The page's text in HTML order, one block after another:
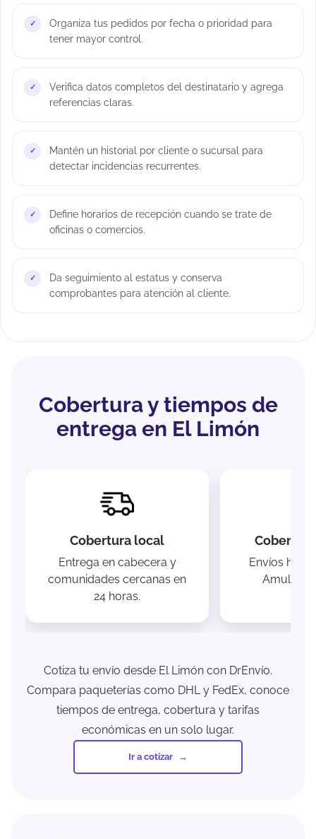
Organiza tus pedidos por fecha o prioridad para
tener mayor control.
Verifica datos completos del destinatario y agrega
referencias claras.
Mantén un historial por cliente o sucursal para
detectar incidencias recurrentes.
Define horarios de recepción cuando se trate de
oficinas o comercios.
Da seguimiento al estatus y conserva
comprobantes para atención al cliente.
Cobertura y tiempos de
entrega en El Limón
Cobertura local
Entrega en cabecera y
comunidades cercanas en
24 horas.
Envíos
Amula y
Cotiza tu envío desde El Limón con DrEnvío.
Compara paqueterías como DHL y FedEx, conoce
tiempos de entrega, cobertura y tarifas
económicas en un solo lugar.
Ir a cotizar